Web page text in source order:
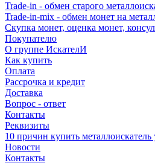
Trade-in - обмен старого
Trade-in-mix - обмен монет на
Скупка монет, оценка монет,
Покупателю
О группе ИскателИ
Как купить
Оплата
Рассрочка и кредит
Доставка
Вопрос - ответ
Контакты
Реквизиты
10 причин купить металлоискатель
Новости
Контакты